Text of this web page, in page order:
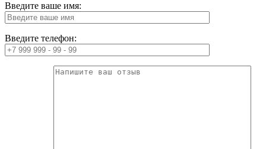
Введите ваше имя:
Введите телефон: